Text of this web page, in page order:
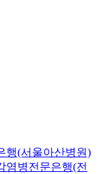
행(서울아산병원)
염병전문은행(전